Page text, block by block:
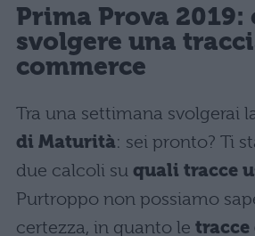
Prima Prova 2019:
svolgere una
commerce
Tra una settimana svolgerai
di Maturità: sei pronto? Ti
due calcoli su quali tracce
Purtroppo non possiamo
certezza, in quanto le